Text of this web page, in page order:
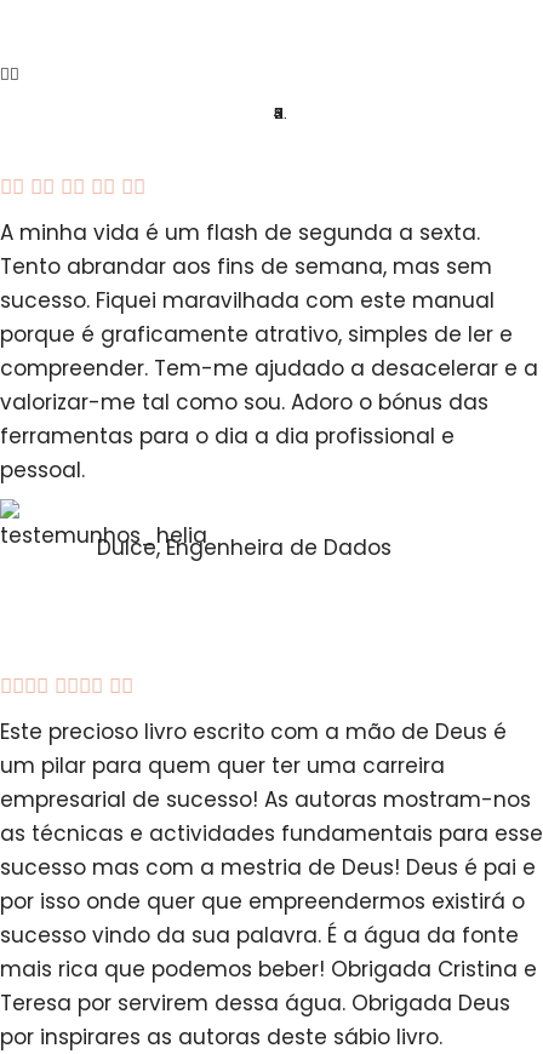
    
A minha vida é um flash de segunda a sexta.
Tento abrandar aos fins de semana, mas sem
sucesso. Fiquei maravilhada com este manual
porque é graficamente atrativo, simples de ler e
compreender. Tem-me ajudado a desacelerar e a
valorizar-me tal como sou. Adoro o bónus das
ferramentas para o dia a dia profissional e
pessoal.
Dulce, Engenheira de Dados
    
Este precioso livro escrito com a mão de Deus é
um pilar para quem quer ter uma carreira
empresarial de sucesso! As autoras mostram-nos
as técnicas e actividades fundamentais para esse
sucesso mas com a mestria de Deus! Deus é pai e
por isso onde quer que empreendermos existirá o
sucesso vindo da sua palavra. É a água da fonte
mais rica que podemos beber! Obrigada Cristina e
Teresa por servirem dessa água. Obrigada Deus
por inspirares as autoras deste sábio livro.